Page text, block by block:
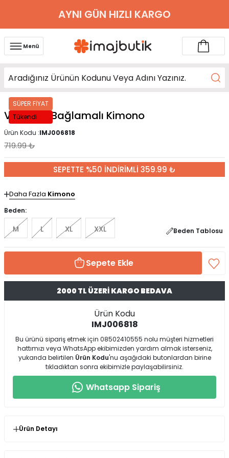
AYNI GÜN HIZLI KARGO
Menü
SÜPER FİYAT
Tükendi
Vizon Ön Bağlamalı Kimono
Ürün Kodu :IMJ006818
719.99₺
SEPETTE %50 İNDİRİMLİ 359.99 ₺
Daha Fazla Kimono
Beden:
M L XL XXL Beden Tablosu
Sepete Ekle
2000 TL ÜZERİ KARGO BEDAVA
Ürün Kodu
IMJ006818
Bu ürünü sipariş etmek için 08502410555 nolu müşteri hizmetleri
hattımızı veya WhatsApp ekibimizden yardım almak isterseniz,
yukarıda belirtilen Ürün Kodu'nu aşağıdaki butonlardan birine
tıkladıktan sonra ekibimizle paylaşabilirsiniz.
Whatsapp Sipariş
Ürün Detayı